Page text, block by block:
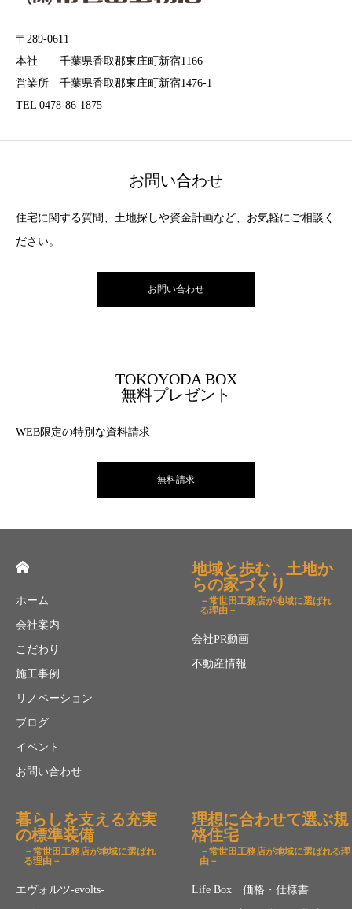
〒289-0611
本社 千葉県香取郡東庄町新宿1166
営業所 千葉県香取郡東庄町新宿1476-1
TEL 0478-86-1875
お問い合わせ
住宅に関する質問、土地探しや資金計画など、お気軽にご相談く
ださい。
お問い合わせ
TOKOYODA BOX
無料プレゼント
WEB限定の特別な資料請求
無料請求
ホーム
会社案内
こだわり
施工事例
リノベーション
ブログ
イベント
お問い合わせ
地域と歩む、土地か
らの家づくり
－常世田工務店が地域に選ばれ
る理由－
会社PR動画
不動産情報
暮らしを支える充実
の標準装備
－常世田工務店が地域に選ばれ
る理由－
エヴォルツ-evolts-
理想に合わせて選ぶ規
格住宅
－常世田工務店が地域に選ばれる理
由－
Life Box 価格・仕様書